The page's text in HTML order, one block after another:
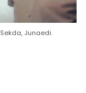
Junaedi.